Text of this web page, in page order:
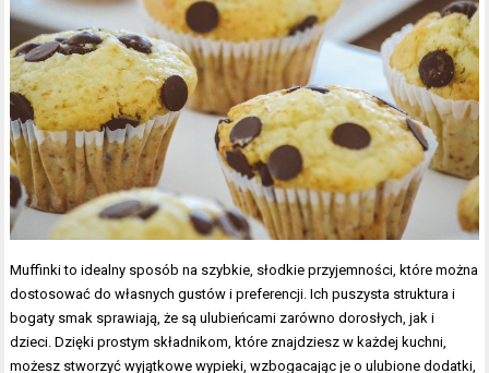
Muffinki to idealny sposób na szybkie, słodkie przyjemności, które można
dostosować do własnych gustów i preferencji. Ich puszysta struktura i
bogaty smak sprawiają, że są ulubieńcami zarówno dorosłych, jak i
dzieci. Dzięki prostym składnikom, które znajdziesz w każdej kuchni,
możesz stworzyć wyjątkowe wypieki, wzbogacając je o ulubione dodatki,